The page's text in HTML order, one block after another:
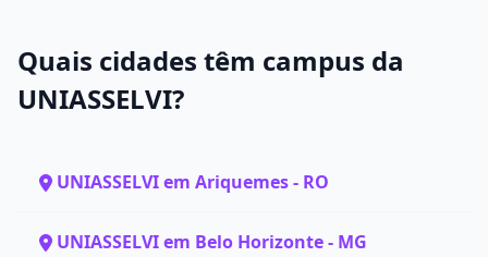
Quais cidades têm campus da
UNIASSELVI?
UNIASSELVI em Ariquemes - RO
UNIASSELVI em Belo Horizonte - MG